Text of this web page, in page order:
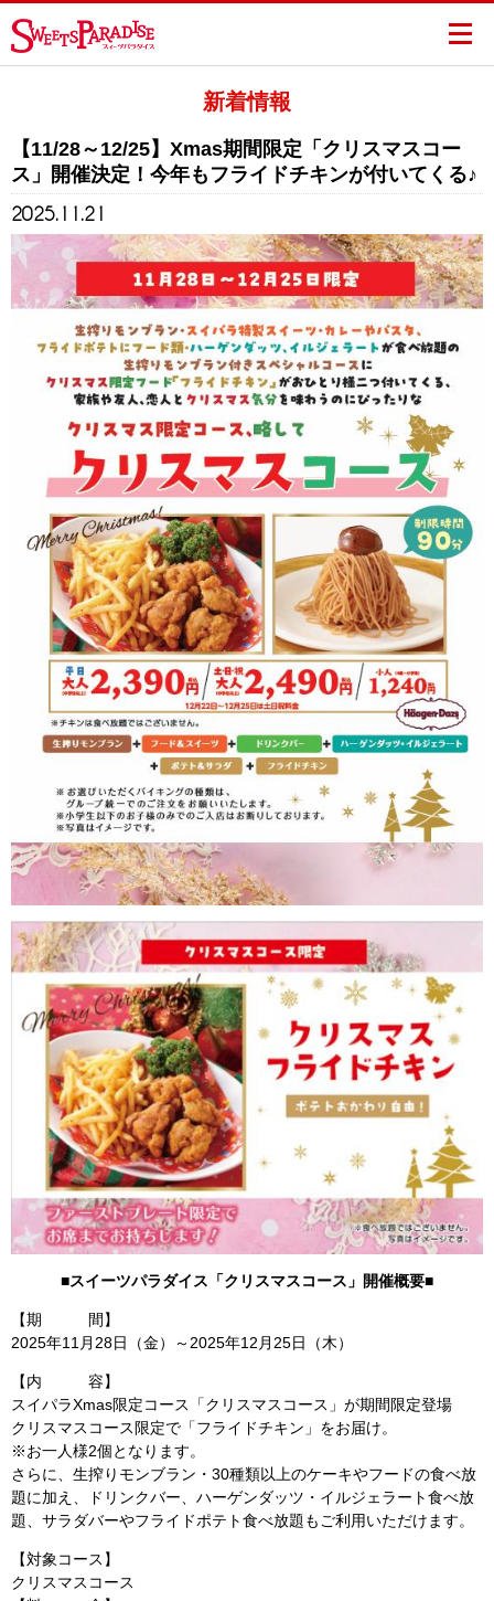
新着情報
【11/28～12/25】Xmas期間限定「クリスマスコー
ス」開催決定！今年もフライドチキンが付いてくる♪
2025.11.21
■スイーツパラダイス 「クリスマスコース」開催概要■
【期 間】
2025年11月28日（金）～2025年12月25日（木）
【内 容】
スイパラXmas限定コース「クリスマスコース」が期間限定登場
クリスマスコース限定で「フライドチキン」をお届け。
※お一人様2個となります。
さらに、生搾りモンブラン・30種類以上のケーキやフードの食べ放
題に加え、ドリンクバー、ハーゲンダッツ・イルジェラート食べ放
題、サラダバーやフライドポテト食べ放題もご利用いただけます。
【対象コース】
クリスマスコース